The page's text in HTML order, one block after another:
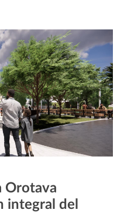
Orotava
integral del